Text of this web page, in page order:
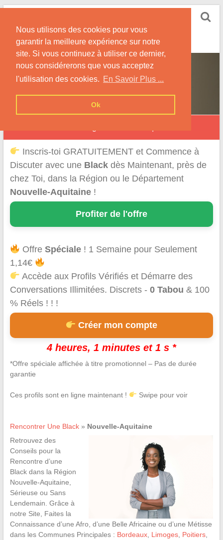
Nous utilisons des cookies pour vous
garantir la meilleure expérience sur notre
site. Si vous continuez à utiliser ce dernier,
nous considérerons que vous acceptez
l'utilisation des cookies. En Savoir Plus ...
Ok
Skip
content
Conseils pour Rencontrer une Jolie Célibataire à la
Peau Noire !
Inscris-toi GRATUITEMENT et Commence à
Discuter avec une Blackdès Maintenant, près de
chez Toi, dans la Région ou le Département
Nouvelle-Aquitaine!
Profiter de l'offre
OffreSpéciale ! 1 Semaine pour Seulement
1,14€
Accède aux Profils Vérifiés et Démarre des
Conversations Illimitées. Discrets - 0 Tabou & 100
% Réels ! ! !
Créer mon compte
4 heures, 1 minutes et 0 s *
*Offre spéciale affichée à titre promotionnel – Pas de durée
garantie
Ces profils sont en ligne maintenant ! Swipe pour voir
Rencontrer Une Black» Nouvelle-Aquitaine
Retrouvez des
Conseils pour la
Rencontre d’une
Black dans la Région
Nouvelle-Aquitaine,
Sérieuse ou Sans
Lendemain. Grâce à
notre Site, Faites la
Connaissance d’une Afro, d’une Belle Africaine ou d’une Métisse
dans les Communes Principales : Bordeaux, Limoges, Poitiers,